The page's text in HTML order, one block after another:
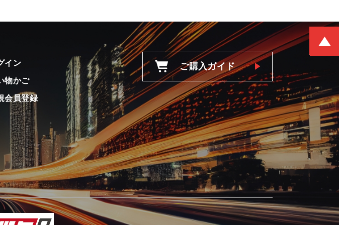
イン
物かご
会員登録
ご購入ガイド